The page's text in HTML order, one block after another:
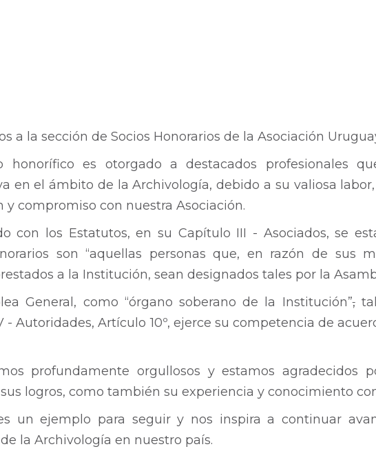
a la sección de Socios Honorarios de la Asociación
honorífico es otorgado a destacados profesionales
en el ámbito de la Archivología, debido a su valiosa
y compromiso con nuestra Asociación.
con los Estatutos, en su Capítulo III - Asociados, se
son “aquellas personas que, en razón de sus
a la Institución, sean designados tales por la
General, como “órgano soberano de la Institución”,tal
- Autoridades, Artículo 10º, ejerce su competencia de
profundamente orgullosos y estamos agradecidos
logros, como también su experiencia y conocimiento
un ejemplo para seguir y nos inspira a continuar
la Archivología en nuestro país.